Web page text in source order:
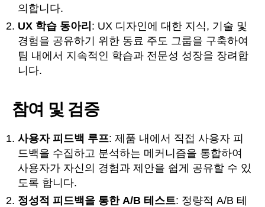
의합니다.
UX 학습 동아리 : UX 디자인에 대한 지식, 기술 및
경험을 공유하기 위한 동료 주도 그룹을 구축하여
팀 내에서 지속적인 학습과 전문성 성장을 장려합
니다.
참여 및 검증
사용자 피드백 루프: 제품 내에서 직접 사용자 피
드백을 수집하고 분석하는 메커니즘을 통합하여
사용자가 자신의 경험과 제안을 쉽게 공유할 수 있
도록 합니다.
정성적 피드백을 통한 A/B 테스트: 정량적 A/B 테